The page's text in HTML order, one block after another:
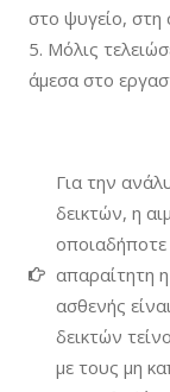
στο ψυγείο, στη
Μόλις
άμεσα στο
Για την
δεικτών, η
οποιαδήποτε
απαραίτητη
ασθενής
δεικτών
με τους μη